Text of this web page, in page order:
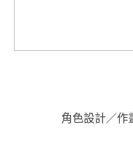
角色設計／作